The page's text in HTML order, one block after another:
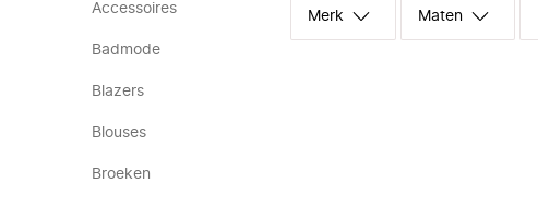
Accessoires
Badmode
Blazers
Blouses
Broeken
Merk Maten